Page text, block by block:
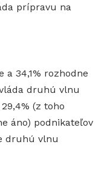
prípravu na
a 34,1% rozhodne
druhú vlnu
(z toho
áno) podnikateľov
druhú vlnu